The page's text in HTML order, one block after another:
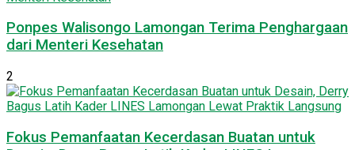
Ponpes Walisongo Lamongan Terima Penghargaan
dari Menteri Kesehatan
2
Fokus Pemanfaatan Kecerdasan Buatan untuk